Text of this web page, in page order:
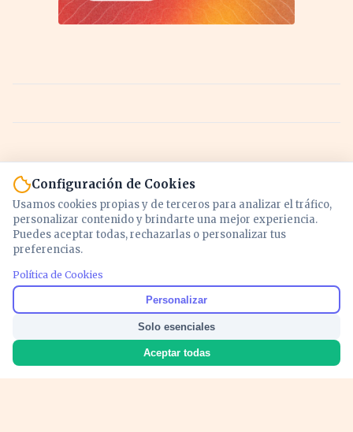
Noticias y análisis de economía, mercados,
inversión y política. Información actualizada
para entender lo que mueve tu dinero y tu
país.
Configuración de Cookies
Usamos cookies propias y de terceros para analizar el tráfico,
personalizar contenido y brindarte una mejor experiencia.
Puedes aceptar todas, rechazarlas o personalizar tus
preferencias.
Política de Cookies
Personalizar
Solo esenciales
Aceptar todas